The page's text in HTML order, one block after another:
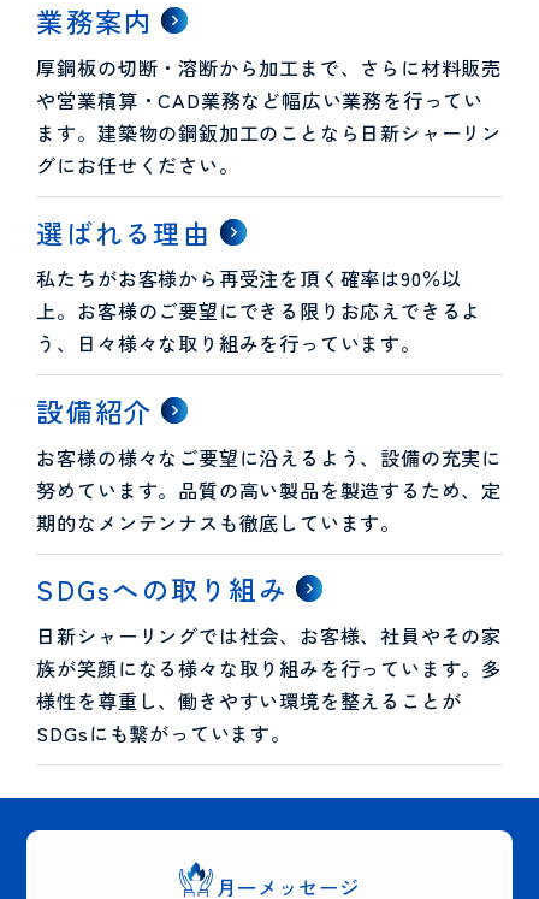
業務案内
厚鋼板の切断・溶断から加工まで、さらに材料販売
や営業積算・CAD業務など幅広い業務を行ってい
ます。建築物の鋼鈑加工のことなら日新シャーリン
グにお任せください。
選ばれる理由
私たちがお客様から再受注を頂く確率は90％以
上。お客様のご要望にできる限りお応えできるよ
う、日々様々な取り組みを行っています。
設備紹介
お客様の様々なご要望に沿えるよう、設備の充実に
努めています。品質の高い製品を製造するため、定
期的なメンテンナスも徹底しています。
SDGsへの取り組み
日新シャーリングでは社会、お客様、社員やその家
族が笑顔になる様々な取り組みを行っています。多
様性を尊重し、働きやすい環境を整えることが
SDGsにも繋がっています。
月一メッセージ